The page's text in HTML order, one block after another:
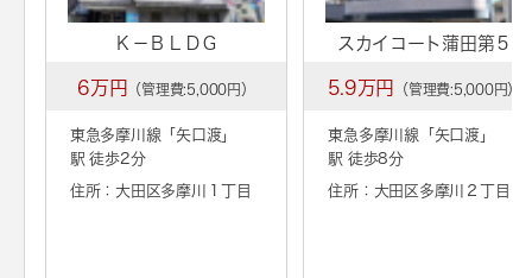
Ｋ－ＢＬＤＧ
6万円 （管理費:5,000円）
東急多摩川線「矢口渡」
駅 徒歩2分
住所：大田区多摩川１丁目
スカイコート蒲田第５
5.9万円 （管理費:5,000円）
東急多摩川線「 矢口渡」
駅 徒歩8分
住所：大田区多摩川２丁目